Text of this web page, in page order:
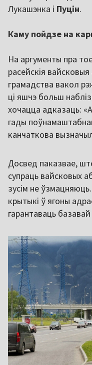
Лукашэнка і Пуцін.
Каму пойдзе на
На аргументы пра
расейскія
грамадства вакол
ці яшчэ больш
хочацца адказаць:
гады
канчаткова
Досвед паказвае,
супраць вайсковых
зусім не
крытыкі ў ягоны